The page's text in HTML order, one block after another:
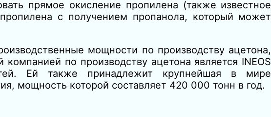
прямое окисление пропилена (также известное
с получением пропанола, который может
мощности по производству ацетона,
по производству ацетона является INEOS
Ей также принадлежит крупнейшая в мире
мощность которой составляет 420 000 тонн в год.